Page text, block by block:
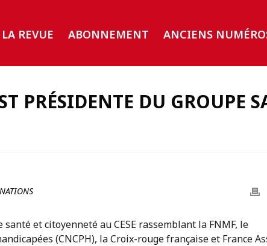
LA REVUE ABONNEMENT ANCIENS
PRÉSIDENTE DU GROUPE
et citoyenneté au CESE rassemblant la FNMF, le
(CNCPH), la Croix-rouge française et France